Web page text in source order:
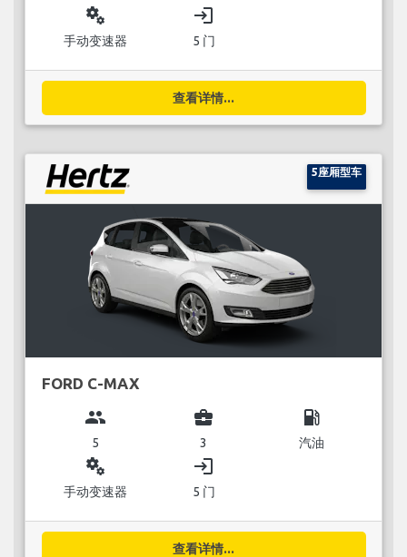
miscellaneous_services
手动变速器
login
5 门
查看详情...
5座厢型车
FORD C-MAX
group
5
business_center
3
local_gas_station
汽油
miscellaneous_services
手动变速器
login
5 门
查看详情...